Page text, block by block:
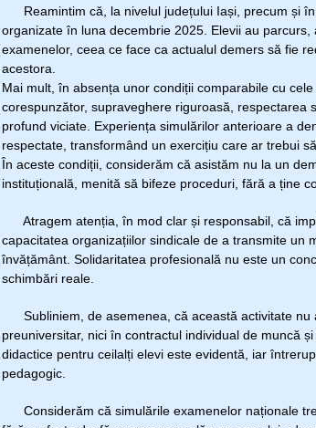
Reamintim că, la nivelul județului Iași, precum și
organizate în luna decembrie 2025. Elevii au
examenelor, ceea ce face ca actualul demers să fie
acestora.
Mai mult, în absența unor condiții comparabile cu
corespunzător, supraveghere riguroasă,
profund viciate. Experiența simulărilor anterioare a
respectate, transformând un exercițiu care ar trebui
În aceste condiții, considerăm că asistăm nu la un
instituțională, menită să bifeze proceduri, fără a ține
Atragem atenția, în mod clar și responsabil, că
capacitatea organizațiilor sindicale de a transmite un
învățământ. Solidaritatea profesională nu este un
schimbări reale.
Subliniem, de asemenea, că această activitate nu
preuniversitar, nici în contractul individual de muncă
didactice pentru ceilalți elevi este evidentă, iar
pedagogic.
Considerăm că simulările examenelor naționale